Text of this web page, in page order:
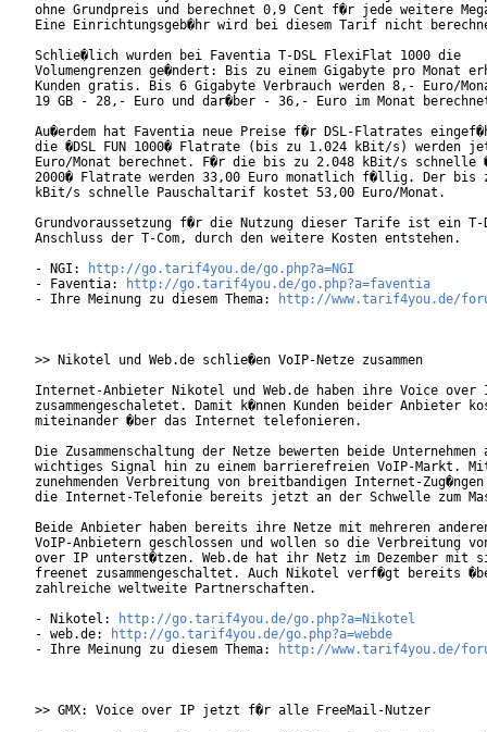
ohne Grundpreis und berechnet 0,9 Cent f�r jede weitere
Eine Einrichtungsgeb�hr wird bei diesem Tarif nicht
Schlie�lich wurden bei Faventia T-DSL FlexiFlat 1000 die
Volumengrenzen ge�ndert: Bis zu einem Gigabyte pro Monat
Kunden gratis. Bis 6 Gigabyte Verbrauch werden 8,- Euro/
19 GB - 28,- Euro und dar�ber - 36,- Euro im Monat
Au�erdem hat Faventia neue Preise f�r DSL-Flatrates
die �DSL FUN 1000� Flatrate (bis zu 1.024 kBit/s) werden
Euro/Monat berechnet. F�r die bis zu 2.048 kBit/s schnelle
2000� Flatrate werden 33,00 Euro monatlich f�llig. Der bis
kBit/s schnelle Pauschaltarif kostet 53,00 Euro/Monat.
Grundvoraussetzung f�r die Nutzung dieser Tarife ist ein T-
Anschluss der T-Com, durch den weitere Kosten entstehen.
- NGI:
http://go.tarif4you.de/go.php?a=NGI
- Faventia:
http://go.tarif4you.de/go.php?a=faventia
- Ihre Meinung zu diesem Thema:
http://www.tarif4you.de/
>> Nikotel und Web.de schlie�en VoIP-Netze zusammen
Internet-Anbieter Nikotel und Web.de haben ihre Voice over
zusammengeschaletet. Damit k�nnen Kunden beider Anbieter
miteinander �ber das Internet telefonieren.
Die Zusammenschaltung der Netze bewerten beide Unternehmen
wichtiges Signal hin zu einem barrierefreien VoIP-Markt.
zunehmenden Verbreitung von breitbandigen Internet-
die Internet-Telefonie bereits jetzt an der Schwelle zum
Beide Anbieter haben bereits ihre Netze mit mehreren
VoIP-Anbietern geschlossen und wollen so die Verbreitung
over IP unterst�tzen. Web.de hat ihr Netz im Dezember mit
freenet zusammengeschaltet. Auch Nikotel verf�gt bereits
zahlreiche weltweite Partnerschaften.
- Nikotel:
http://go.tarif4you.de/go.php?a=Nikotel
- web.de:
http://go.tarif4you.de/go.php?a=webde
- Ihre Meinung zu diesem Thema:
http://www.tarif4you.de/
>> GMX: Voice over IP jetzt f�r alle FreeMail-Nutzer